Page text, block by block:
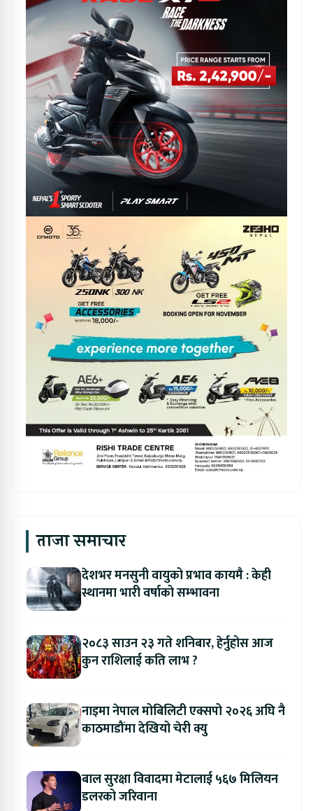
ताजा समाचार
देशभर मनसुनी वायुको प्रभाव कायमै : केही
स्थानमा भारी वर्षाको सम्भावना
२०८३ साउन २३ गते शनिबार, हेर्नुहोस आज
कुन राशिलाई कति लाभ ?
नाइमा नेपाल मोबिलिटी एक्सपो २०२६ अघि नै
काठमाडौंमा देखियो चेरी क्यु
बाल सुरक्षा विवादमा मेटालाई ५६७ मिलियन
डलरको जरिवाना